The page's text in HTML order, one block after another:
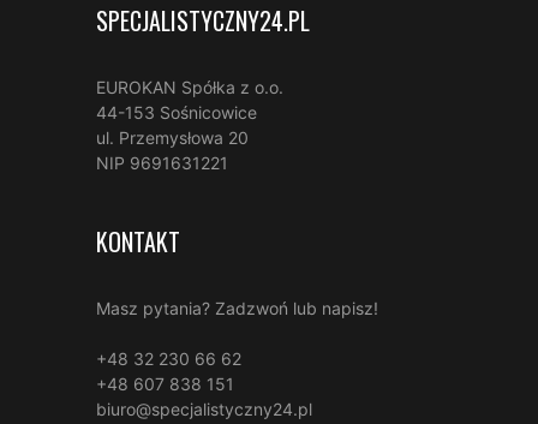
SPECJALISTYCZNY24.PL
EUROKAN Spółka z o.o.
44-153 Sośnicowice
ul. Przemysłowa 20
NIP 9691631221
KONTAKT
Masz pytania? Zadzwoń lub napisz!
+48 32 230 66 62
+48 607 838 151
biuro@specjalistyczny24.pl